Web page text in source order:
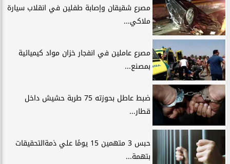
مصرع شقيقان وإصابة طفلين في انقلاب سيارة
ملاكي...
مصرع عاملين في انفجار خزان مواد كيميائية
بمصنع...
ضبط عاطل بحوزته 75 طربة حشيش داخل
قطار...
حبس 3 متهمين 15 يومًا علي ذمةالتحقيقات
بتهمة...